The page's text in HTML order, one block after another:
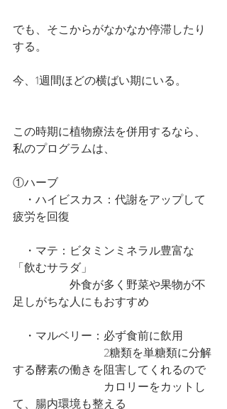
でも、そこからがなかなか停滞したり
する。
今、1週間ほどの横ばい期にいる。
この時期に植物療法を併用するなら、
私のプログラムは、
①ハーブ
・ハイビスカス：代謝をアップして
疲労を回復
・マテ：ビタミンミネラル豊富な
「飲むサラダ」
外食が多く野菜や果物が不
足しがちな人にもおすすめ
・マルベリー：必ず食前に飲用
2糖類を単糖類に分解
する酵素の働きを阻害してくれるので
カロリーをカットし
て、腸内環境も整える